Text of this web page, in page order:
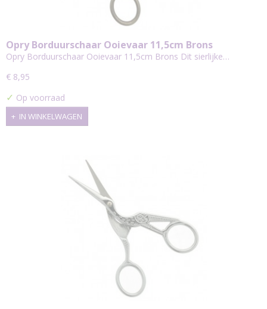
Opry Borduurschaar Ooievaar 11,5cm Brons
Opry Borduurschaar Ooievaar 11,5cm Brons Dit sierlijke…
€ 8,95
✓ Op voorraad
IN WINKELWAGEN